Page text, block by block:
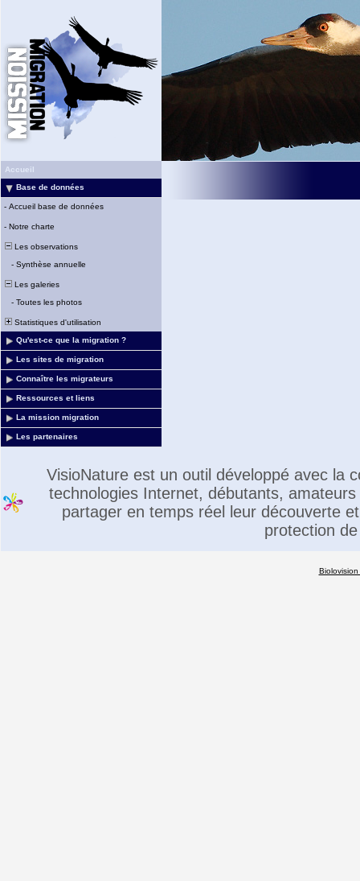
Accueil
Base de données
- Accueil base de données
- Notre charte
Les observations
- Synthèse annuelle
Les galeries
- Toutes les photos
Statistiques d'utilisation
Qu'est-ce que la migration ?
Les sites de migration
Connaître les migrateurs
Ressources et liens
La mission migration
Les partenaires
VisioNature est un outil développé avec la
technologies Internet, débutants,
partager en temps réel leur découverte
protection
Biolovision